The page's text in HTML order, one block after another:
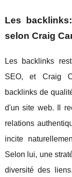
Les
selon Craig
Les backlinks
SEO, et Craig
backlinks de
d'un site web. Il
relations
incite
Selon lui, une
diversité des